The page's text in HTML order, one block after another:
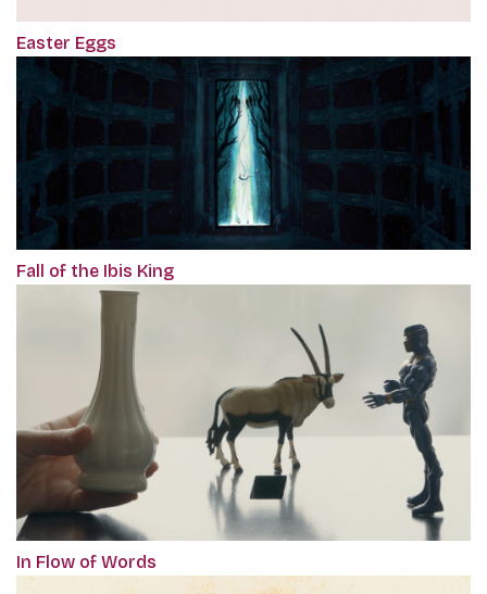
Easter Eggs
Fall of the Ibis King
In Flow of Words